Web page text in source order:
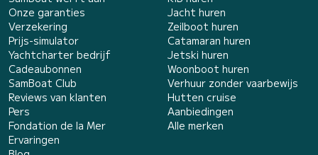
Onze garanties
Verzekering
Prijs-simulator
Yachtcharter bedrijf
Cadeaubonnen
SamBoat Club
Reviews van klanten
Pers
Fondation de la Mer
Ervaringen
Jacht huren
Zeilboot huren
Catamaran huren
Jetski huren
Woonboot huren
Verhuur zonder vaarbewijs
Hutten cruise
Aanbiedingen
Alle merken